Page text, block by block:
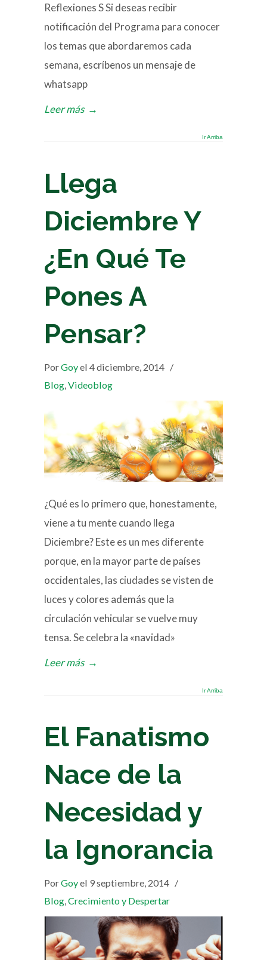
Reflexiones S Si deseas recibir
notificación del Programa para conocer
los temas que abordaremos cada
semana, escríbenos un mensaje de
whatsapp
Leer más →
Ir Arriba
Llega
Diciembre Y
¿En Qué Te
Pones A
Pensar?
PorGoyel 4 diciembre, 2014 /
Blog Videoblog
¿Qué es lo primero que, honestamente,
viene a tu mente cuando llega
Diciembre? Este es un mes diferente
porque, en la mayor parte de países
occidentales, las ciudades se visten de
luces y colores además que la
circulación vehicular se vuelve muy
tensa. Se celebra la «navidad»
Leer más →
Ir Arriba
El Fanatismo
Nace de la
Necesidad y
la Ignorancia
PorGoyel 9 septiembre, 2014 /
Blog,Crecimiento y Despertar